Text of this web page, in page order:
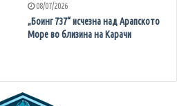
08/07/2026
„Боинг 737“ исчезна над Арапското
Море во близина на Карачи